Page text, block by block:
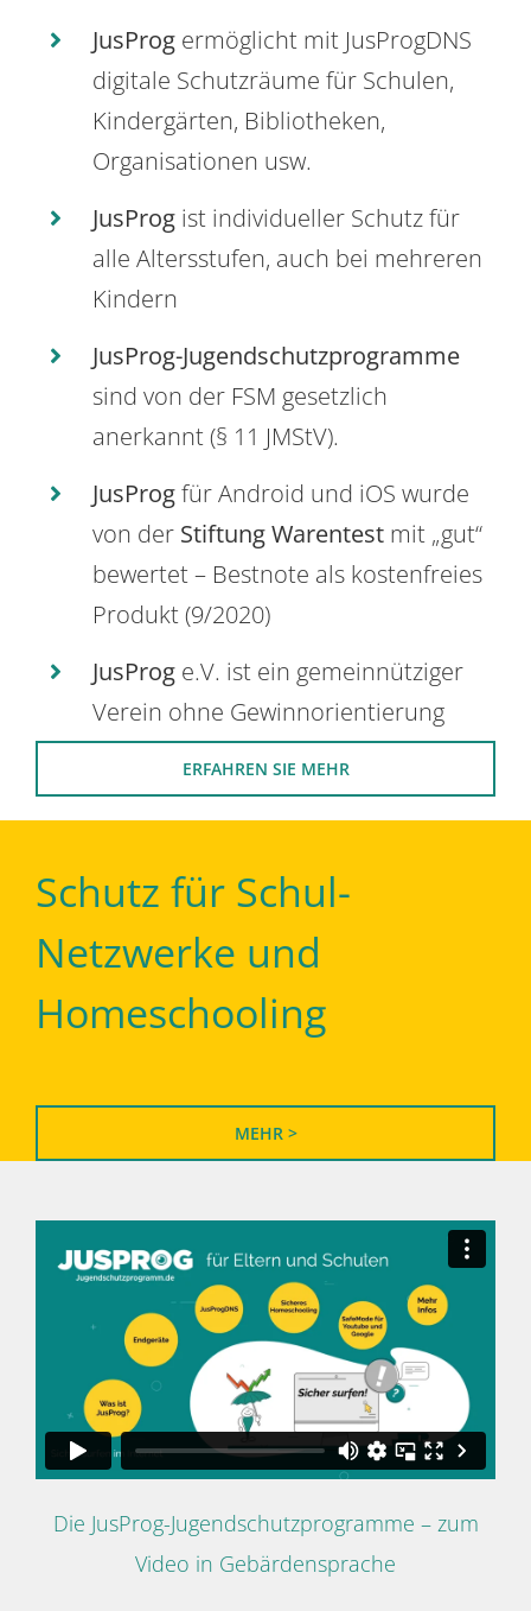
JusProg ermöglicht mit JusProgDNS
digitale Schutzräume für Schulen,
Kindergärten, Bibliotheken,
Organisationen usw.
JusProg ist individueller Schutz für
alle Altersstufen, auch bei mehreren
Kindern
JusProg-Jugendschutzprogramme
sind von der FSM gesetzlich
anerkannt (§ 11 JMStV).
JusProgfür Android und iOS wurde
von der Stiftung Warentest mit „gut“
bewertet – Bestnote als kostenfreies
Produkt (9/2020)
JusProg e.V. ist ein gemeinnütziger
Verein ohne Gewinnorientierung
ERFAHREN SIE MEHR
Schutz für Schul-
Netzwerke und
Homeschooling
MEHR >
Die JusProg-Jugendschutzprogramme – zum
Video in Gebärdensprache